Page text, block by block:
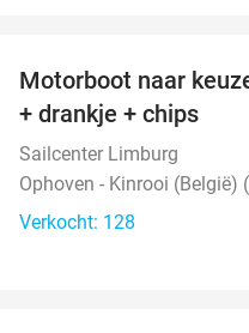
Motorboot naar
+ drankje + chips
Sailcenter Limburg
Ophoven - Kinrooi (België)
Verkocht: 128